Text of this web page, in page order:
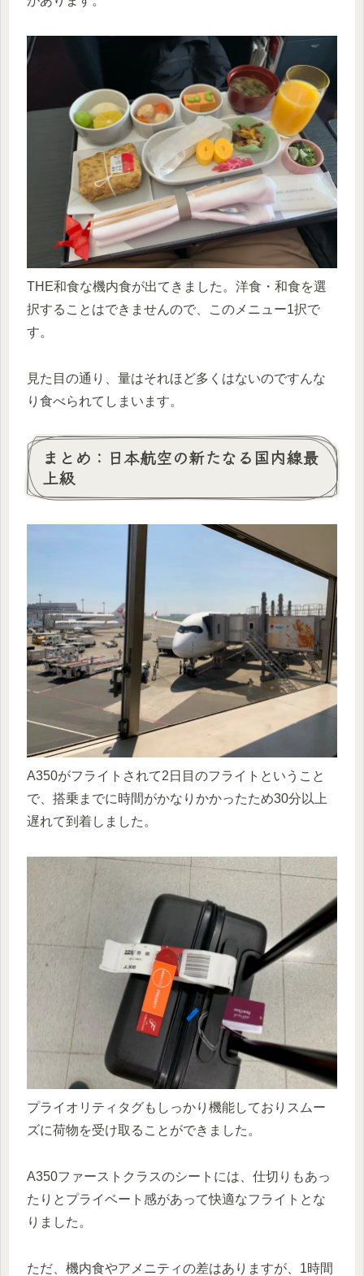
THE和食な機内食が出てきました。洋食・和食を選
択することはできませんので、このメニュー1択で
す。
見た目の通り、量はそれほど多くはないのですんな
り食べられてしまいます。
まとめ：日本航空の新たなる国内線最
上級
A350がフライトされて2日目のフライトということ
で、搭乗までに時間がかなりかかったため30分以上
遅れて到着しました。
プライオリティタグもしっかり機能しておりスムー
ズに荷物を受け取ることができました。
A350ファーストクラスのシートには、仕切りもあっ
たりとプライベート感があって快適なフライトとな
りました。
ただ、機内食やアメニティの差はありますが、1時間